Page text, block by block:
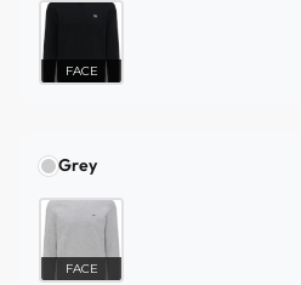
FACE
Grey
FACE